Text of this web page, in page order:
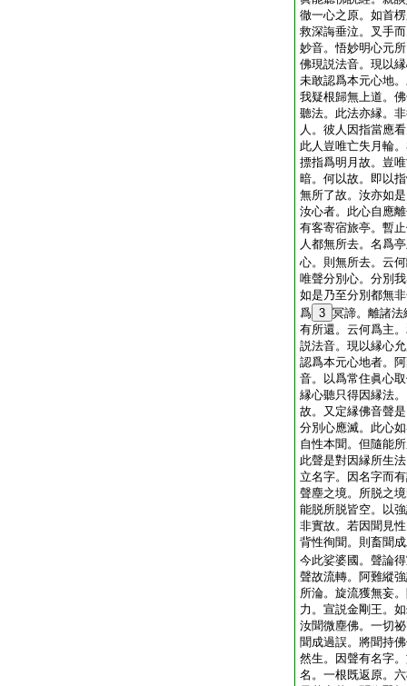
徹一心之原。如首
救深誨垂泣。叉手
妙音。悟妙明心元
佛現説法音。現以
未敢認爲本元心地
我疑根歸無上道。
聽法。此法亦縁。
人。彼人因指當應
此人豈唯亡失月輪
摽指爲明月故。豈
暗。何以故。即以
無所了故。汝亦如
汝心者。此心自應
有客寄宿旅亭。暫
人都無所去。名爲
心。則無所去。云
唯聲分別心。分別
如是乃至分別都無
爲 3 冥諦。離諸法
有所還。云何爲主
説法音。現以縁心
認爲本元心地者。
音。以爲常住眞心
縁心聽只得因縁法
故。又定縁佛音聲
分別心應滅。此心
自性本聞。但隨能
此聲是對因縁所生
立名字。因名字而
聲塵之境。所脱之
能脱所脱皆空。以
非實故。若因聞見
背性徇聞。則畜聞
今此娑婆國。聲論
聲故流轉。阿難縱
所淪。旋流獲無妄
力。宣説金剛王。
汝聞微塵佛。一切
聞成過誤。將聞持
然生。因聲有名字
名。一根既返原。